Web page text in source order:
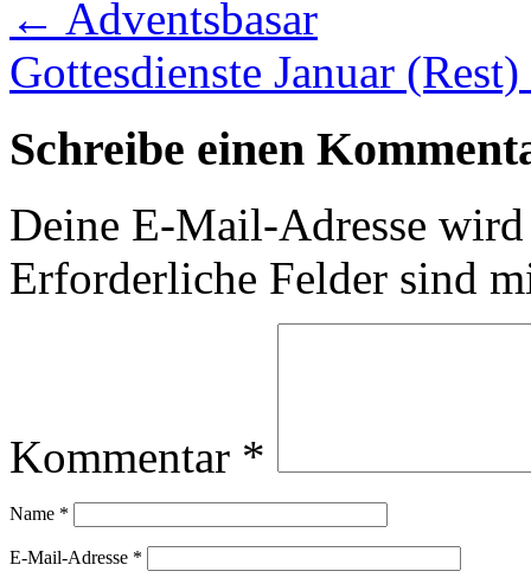
← Adventsbasar
Gottesdienste Januar (Rest)
Schreibe einen
Deine E-Mail-Adresse
Erforderliche Felder sind
Kommentar *
Name *
E-Mail-Adresse *